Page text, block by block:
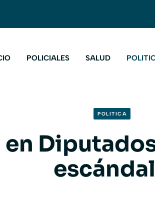
POLICIALES SALUD
POLITICA
en